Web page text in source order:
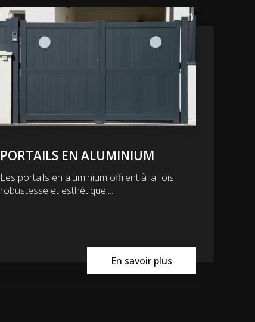
PORTAILS EN ALUMINIUM
Les portails en aluminium offrent à la fois
robustesse et esthétique....
En savoir plus